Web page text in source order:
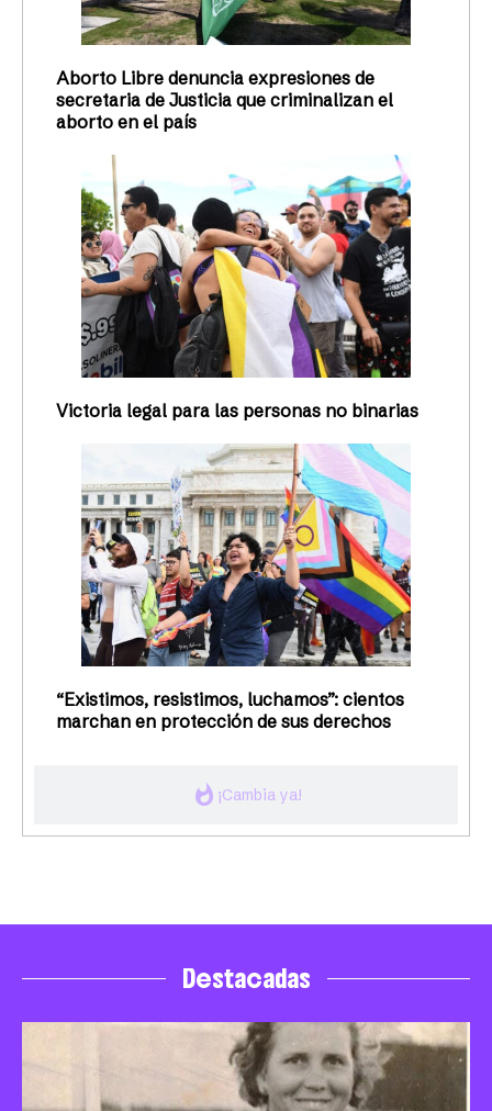
whatshot ¡Cambia ya!
Aborto Libre denuncia expresiones de
secretaria de Justicia que criminalizan el
aborto en el país
Victoria legal para las personas no binarias
“Existimos, resistimos, luchamos”: cientos
marchan en protección de sus derechos
Destacadas